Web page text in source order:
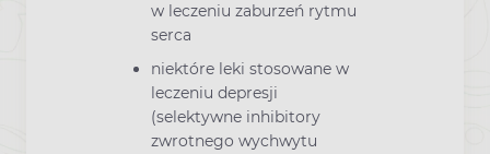
w leczeniu zaburzeń rytmu
serca
niektóre leki stosowane w
leczeniu depresji
(selektywne inhibitory
zwrotnego wychwytu